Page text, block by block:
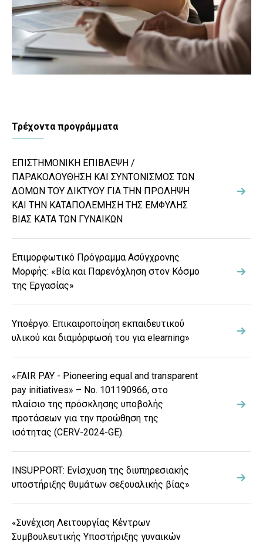
Τρέχοντα προγράμματα
ΕΠΙΣΤΗΜΟΝΙΚΗ ΕΠΙΒΛΕΨΗ /
ΠΑΡΑΚΟΛΟΥΘΗΣΗ ΚΑΙ ΣΥΝΤΟΝΙΣΜΟΣ ΤΩΝ
ΔΟΜΩΝ ΤΟΥ ΔΙΚΤΥΟΥ ΓΙΑ ΤΗΝ ΠΡΟΛΗΨΗ
ΚΑΙ ΤΗΝ ΚΑΤΑΠΟΛΕΜΗΣΗ ΤΗΣ ΕΜΦΥΛΗΣ
ΒΙΑΣ ΚΑΤΑ ΤΩΝ ΓΥΝΑΙΚΩΝ
Επιμορφωτικό Πρόγραμμα Ασύγχρονης
Μορφής: «Βία και Παρενόχληση στον Κόσμο
της Εργασίας»
Υποέργο: Επικαιροποίηση εκπαιδευτικού
υλικού και διαμόρφωσή του για elearning»
«FAIR PAY - Pioneering equal and transparent
pay initiatives» – Νο. 101190966, στο
πλαίσιο της πρόσκλησης υποβολής
προτάσεων για την προώθηση της
ισότητας (CERV-2024-GE).
INSUPPORT: Ενίσχυση της διυπηρεσιακής
υποστήριξης θυμάτων σεξουαλικής βίας»
«Συνέχιση Λειτουργίας Κέντρων
Συμβουλευτικής Υποστήριξης γυναικών